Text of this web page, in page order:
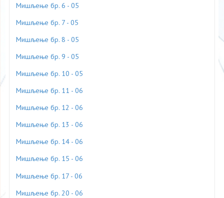
Мишљење бр. 6 - 05
Мишљење бр. 7 - 05
Мишљење бр. 8 - 05
Мишљење бр. 9 - 05
Мишљење бр. 10 - 05
Мишљење бр. 11 - 06
Мишљење бр. 12 - 06
Мишљење бр. 13 - 06
Мишљење бр. 14 - 06
Мишљење бр. 15 - 06
Мишљење бр. 17 - 06
Мишљење бр. 20 - 06